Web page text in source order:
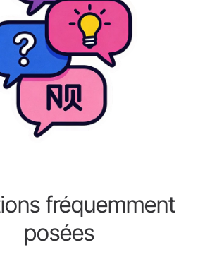
fréquemment
posées